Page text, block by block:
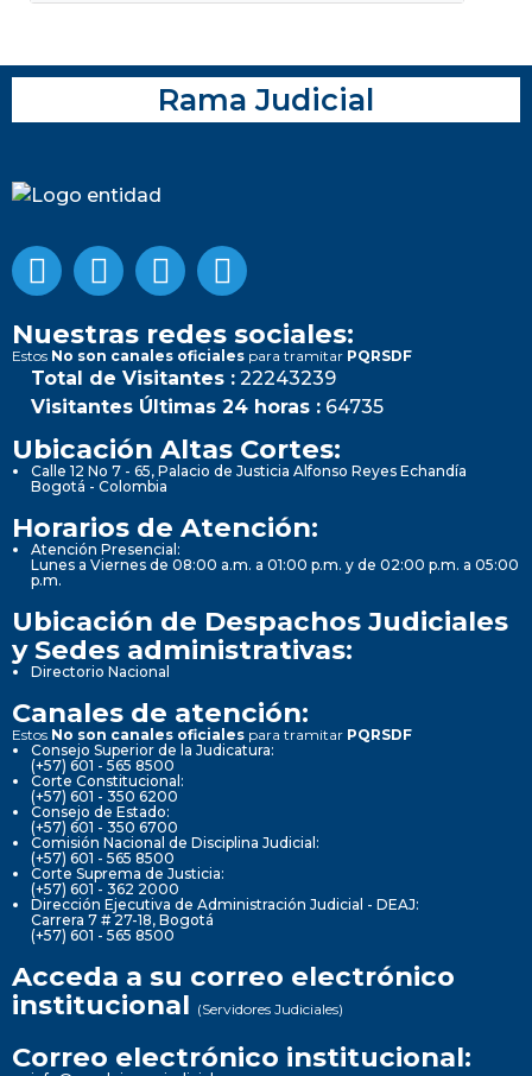
Rama Judicial
Nuestras redes sociales:
Estos No son canales oficiales para tramitar PQRSDF
Total de Visitantes : 22243239
Visitantes Últimas 24 horas : 64735
Ubicación Altas Cortes:
Calle 12 No 7 - 65, Palacio de Justicia Alfonso Reyes Echandía
Bogotá - Colombia
Horarios de Atención:
Atención Presencial:
Lunes a Viernes de 08:00 a.m. a 01:00 p.m. y de 02:00 p.m. a 05:00
p.m.
Ubicación de Despachos Judiciales
y Sedes administrativas:
Directorio Nacional
Canales de atención:
Estos No son canales oficiales para tramitar PQRSDF
Consejo Superior de la Judicatura:
(+57) 601 - 565 8500
Corte Constitucional:
(+57) 601 - 350 6200
Consejo de Estado:
(+57) 601 - 350 6700
Comisión Nacional de Disciplina Judicial:
(+57) 601 - 565 8500
Corte Suprema de Justicia:
(+57) 601 - 362 2000
Dirección Ejecutiva de Administración Judicial - DEAJ:
Carrera 7 # 27-18, Bogotá
(+57) 601 - 565 8500
Acceda a su correo electrónico
institucional (Servidores Judiciales)
Correo electrónico institucional: